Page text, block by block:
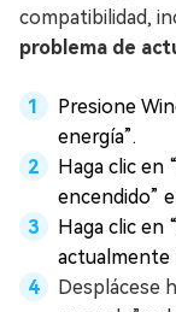
compatibilidad,
problema de
Presione
energía”.
Haga clic en
encendido”
Haga clic en
actualmente
Desplácese